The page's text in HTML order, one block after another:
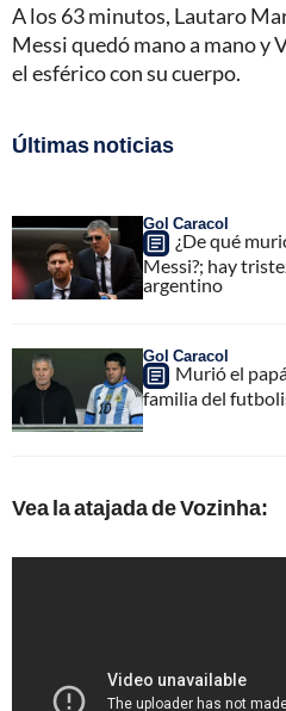
A los 63 minutos, Lautaro
Messi quedó mano a mano y
el esférico con su cuerpo.
Últimas noticias
Gol Caracol
¿De qué
Messi?; hay
argentino
Gol Caracol
Murió el
familia del
Vea la atajada de Vozinha: